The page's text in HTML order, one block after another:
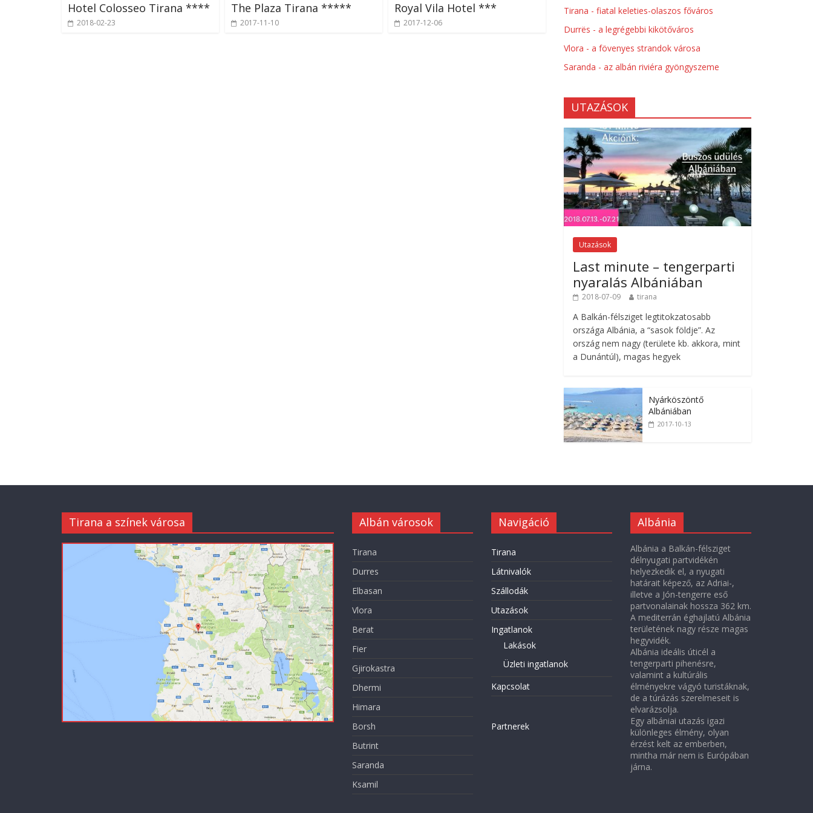
Hotel Colosseo Tirana ****
2018-02-23
The Plaza Tirana *****
2017-11-10
Royal Vila Hotel ***
2017-12-06
Tirana - fiatal keleties-olaszos főváros
Durrës - a legrégebbi kikötőváros
Vlora - a fövenyes strandok városa
Saranda - az albán riviéra gyöngyszeme
UTAZÁSOK
Utazások
Last minute – tengerparti
nyaralás Albániában
2018-07-09 tirana
A Balkán-félsziget legtitokzatosabb
országa Albánia, a “sasok földje”. Az
ország nem nagy (területe kb. akkora, mint
a Dunántúl), magas hegyek
Nyárköszöntő
Albániában
2017-10-13
Tirana a színek városa Albán városok
Tirana
Durres
Elbasan
Vlora
Berat
Fier
Gjirokastra
Dhermi
Himara
Borsh
Butrint
Saranda
Ksamil
Navigáció
Tirana
Látnivalók
Szállodák
Utazások
Ingatlanok
Lakások
Üzleti ingatlanok
Kapcsolat
Partnerek
Albánia
Albánia a Balkán-félsziget
délnyugati partvidékén
helyezkedik el, a nyugati
határait képező, az Adriai-,
illetve a Jón-tengerre eső
partvonalainak hossza 362 km.
A mediterrán éghajlatú Albánia
területének nagy része magas
hegyvidék.
Albánia ideális úticél a
tengerparti pihenésre,
valamint a kultúrális
élményekre vágyó turistáknak,
de a túrázás szerelmeseit is
elvarázsolja.
Egy albániai utazás igazi
különleges élmény, olyan
érzést kelt az emberben,
mintha már nem is Európában
járna.